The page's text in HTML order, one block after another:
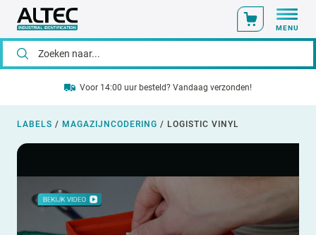
MENU
Voor 14:00 uur besteld? Vandaag verzonden!
LABELS / MAGAZIJNCODERING / LOGISTIC VINYL